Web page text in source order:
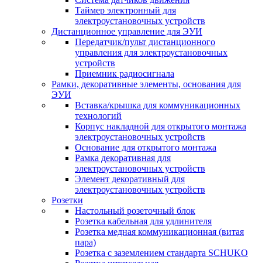
Таймер электронный для
электроустановочных устройств
Дистанционное управление для ЭУИ
Передатчик/пульт дистанционного
управления для электроустановочных
устройств
Приемник радиосигнала
Рамки, декоративные элементы, основания для
ЭУИ
Вставка/крышка для коммуникационных
технологий
Корпус накладной для открытого монтажа
электроустановочных устройств
Основание для открытого монтажа
Рамка декоративная для
электроустановочных устройств
Элемент декоративный для
электроустановочных устройств
Розетки
Настольный розеточный блок
Розетка кабельная для удлинителя
Розетка медная коммуникационная (витая
пара)
Розетка с заземлением стандарта SCHUKO